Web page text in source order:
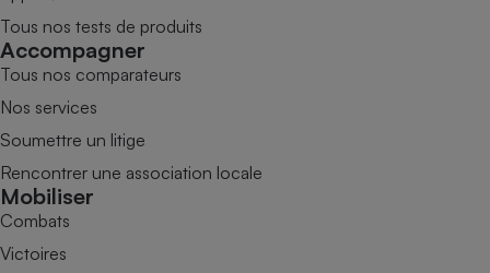
Tous nos tests de produits
Accompagner
Tous nos comparateurs
Nos services
Soumettre un litige
Rencontrer une association locale
Mobiliser
Combats
Victoires